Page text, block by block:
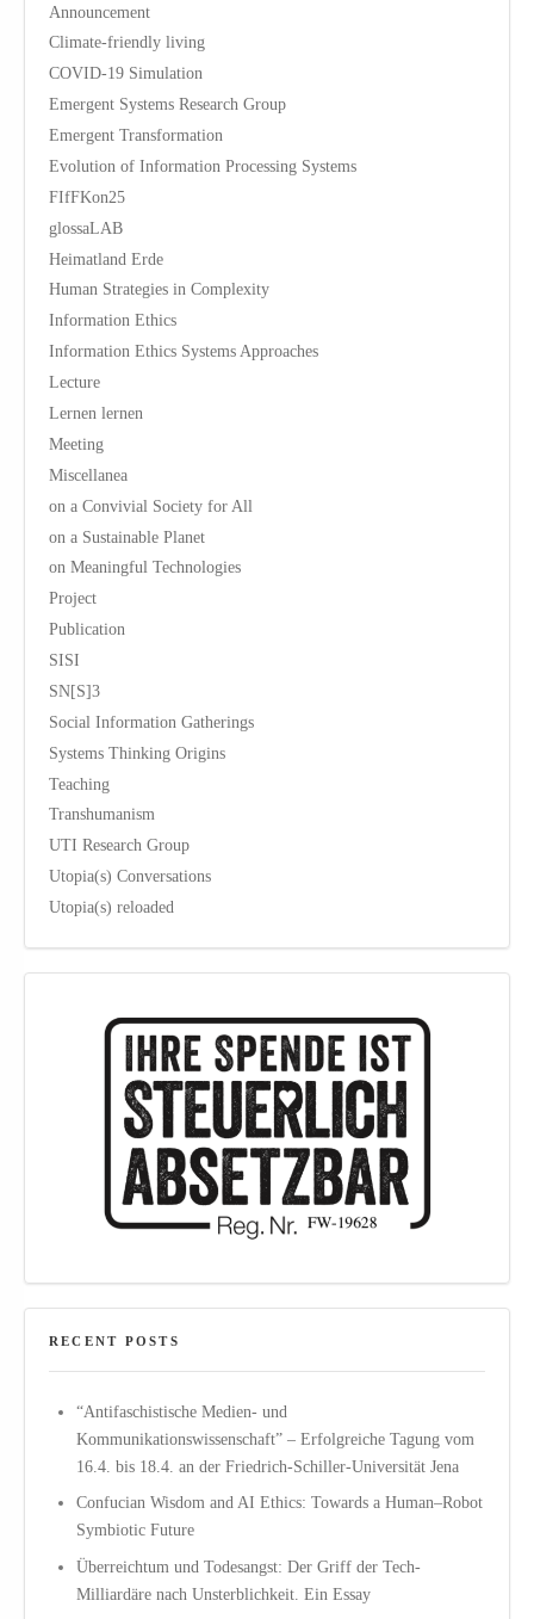
Announcement
Climate-friendly living
COVID-19 Simulation
Emergent Systems Research Group
Emergent Transformation
Evolution of Information Processing Systems
FIfFKon25
glossaLAB
Heimatland Erde
Human Strategies in Complexity
Information Ethics
Information Ethics Systems Approaches
Lecture
Lernen lernen
Meeting
Miscellanea
on a Convivial Society for All
on a Sustainable Planet
on Meaningful Technologies
Project
Publication
SISI
SN[S]3
Social Information Gatherings
Systems Thinking Origins
Teaching
Transhumanism
UTI Research Group
Utopia(s) Conversations
Utopia(s) reloaded
RECENT POSTS
“Antifaschistische Medien- und
Kommunikationswissenschaft” – Erfolgreiche Tagung vom
16.4. bis 18.4. an der Friedrich-Schiller-Universität Jena
Confucian Wisdom and AI Ethics: Towards a Human–Robot
Symbiotic Future
Überreichtum und Todesangst: Der Griff der Tech-
Milliardäre nach Unsterblichkeit. Ein Essay